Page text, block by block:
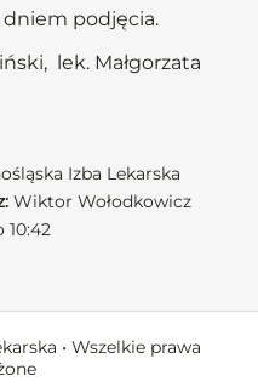
dniem podjęcia.
lek. Małgorzata
Izba Lekarska
Wiktor Wołodkowicz
10:42
• Wszelkie prawa